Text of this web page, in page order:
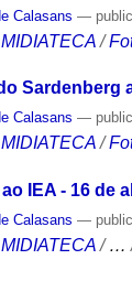
Calasans —
MIDIATECA /
Sardenberg
Calasans —
MIDIATECA /
IEA - 16 de
Calasans —
MIDIATECA /…